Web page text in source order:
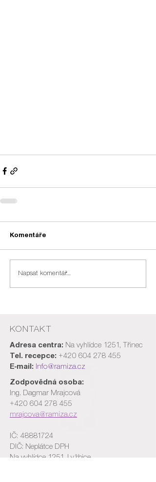
Komentáře
Napsat komentář...
KONTAKT
Adresa centra: Na vyhlídce 1251, Třinec
Tel. recepce: +420 604 278 455
E-mail:
Info@ramiza.cz
Zodpovědná osoba:
Ing. Dagmar Mrajcová
+420 604 278 455
mrajcova@ramiza.cz
IČ: 48881724
​DIČ: Neplátce DPH
Na vyhlídce 1251, Lyžbice